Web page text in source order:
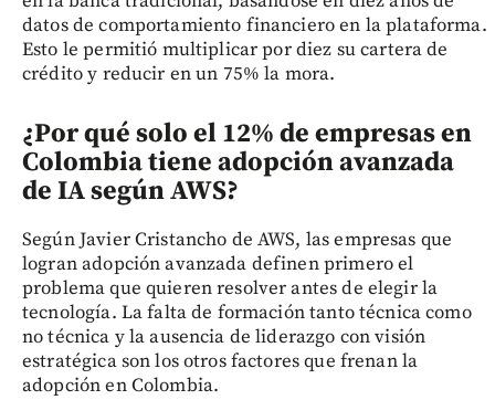
datos de comportamiento financiero en la plataforma.
Esto le permitió multiplicar por diez su cartera de
crédito y reducir en un 75% la mora.
¿Por qué solo el 12% de empresas en
Colombia tiene adopción avanzada
de IA según AWS?
Según Javier Cristancho de AWS, las empresas que
logran adopción avanzada definen primero el
problema que quieren resolver antes de elegir la
tecnología. La falta de formación tanto técnica como
no técnica y la ausencia de liderazgo con visión
estratégica son los otros factores que frenan la
adopción en Colombia.